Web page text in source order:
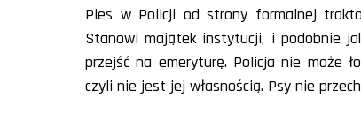
Pies w Policji od strony formalnej
Stanowi majątek instytucji, i podobnie
przejść na emeryturę. Policja nie może
czyli nie jest jej własnością. Psy nie